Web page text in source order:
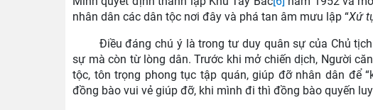
nhân dân các dân tộc nơi đây và phá tan âm mưu lập “Xứ
Điều đáng chú ý là trong tư duy quân sự của Chủ
sự mà còn từ lòng dân. Trước khi mở chiến dịch, Người
tộc, tôn trọng phong tục tập quán, giúp đỡ nhân dân để
đồng bào vui vẻ giúp đỡ, khi mình đi thì đồng bào quyến